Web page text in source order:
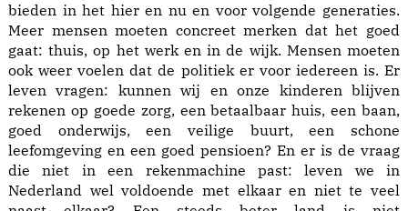
bieden in het hier en nu en voor volgende generaties.
Meer mensen moeten concreet merken dat het goed
gaat: thuis, op het werk en in de wijk. Mensen moeten
ook weer voelen dat de politiek er voor iedereen is. Er
leven vragen: kunnen wij en onze kinderen blijven
rekenen op goede zorg, een betaalbaar huis, een baan,
goed onderwijs, een veilige buurt, een schone
leefomgeving en een goed pensioen? En er is de vraag
die niet in een rekenmachine past: leven we in
Nederland wel voldoende met elkaar en niet te veel